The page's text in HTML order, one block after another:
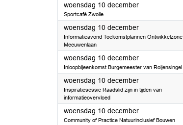
woensdag 10 december2025
Sportcafé Zwolle
woensdag 10 december2025
Informatieavond Toekomstplannen Ontwikkelzone
Meeuwenlaan
woensdag 10 december2025
Inloopbijeenkomst Burgemeester van Roijensingel
woensdag 10 december2025
Inspiratiesessie Raadslid zijn in tijden van
informatieovervloed
woensdag 10 december2025
Community of Practice Natuurinclusief Bouwen